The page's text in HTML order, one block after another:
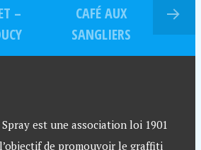
–
CAFÉ AUX
SANGLIERS
est une association loi 1901
de promouvoir le graffiti